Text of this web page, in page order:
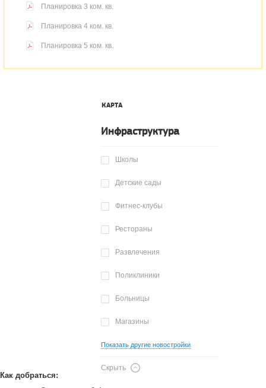
Планировка 3 ком. кв.
Планировка 4 ком. кв.
Планировка 5 ком. кв.
КАРТА
Инфраструктура
Школы
Детские сады
Фитнес-клубы
Рестораны
Развлечения
Поликлиники
Больницы
Магазины
Показать другие новостройки
Скрыть
Как добраться: